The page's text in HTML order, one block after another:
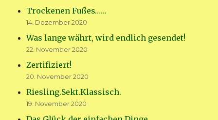
Trockenen Fußes……
14. Dezember 2020
Was lange währt, wird endlich gesendet!
22. November 2020
Zertifiziert!
20. November 2020
Riesling.Sekt.Klassisch.
19. November 2020